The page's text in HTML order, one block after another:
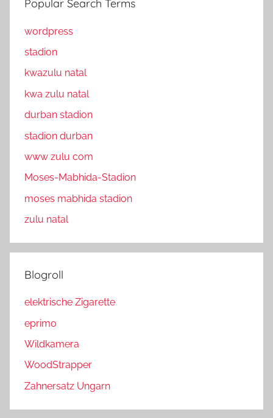
Popular Search Terms
wordpress
stadion
kwazulu natal
kwa zulu natal
durban stadion
stadion durban
www zulu com
Moses-Mabhida-Stadion
moses mabhida stadion
zulu natal
Blogroll
elektrische Zigarette
eprimo
Wildkamera
WoodStrapper
Zahnersatz Ungarn